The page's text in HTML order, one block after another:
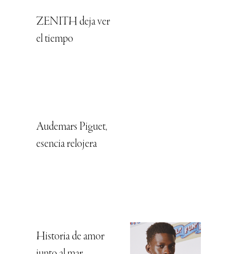
ZENITH deja ver
el tiempo
Audemars Piguet,
esencia relojera
Historia de amor